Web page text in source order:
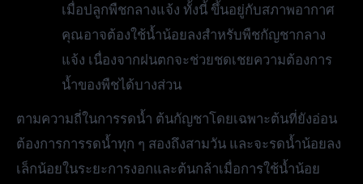
เมื่อปลูกพืชกลางแจ้ง ทั้งนี้ ขึ้นอยู่กับสภาพอากาศ
คุณอาจต้องใช้น้ำน้อยลงสำหรับพืชกัญชากลาง
แจ้ง เนื่องจากฝนตกจะช่วยชดเชยความต้องการ
น้ำของพืชได้บางส่วน
ตามความถี่ในการรดน้ำ ต้นกัญชาโดยเฉพาะต้นที่ยังอ่อน
ต้องการการรดน้ำทุก ๆ สองถึงสามวัน และจะรดน้ำน้อยลง
เล็กน้อยในระยะการงอกและต้นกล้าเมื่อการใช้น้ำน้อย